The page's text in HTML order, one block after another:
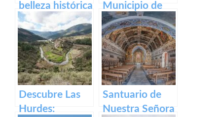
belleza histórica
y cultural de
Plaza Alta de
Badajoz
Municipio de
Segura de Toro
en caceres
Descubre Las
Hurdes:
Santuario de
Nuestra Señora